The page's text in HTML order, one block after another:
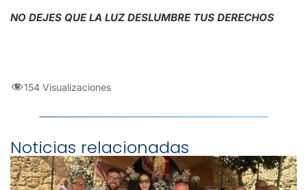
NO DEJES QUE LA LUZ DESLUMBRE TUS DERECHOS
154 Visualizaciones
Noticias relacionadas